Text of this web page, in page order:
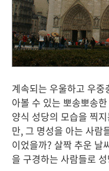
계속되는 우울하고 우
아볼 수 있는 뽀송뽀송
양식 성당의 모습을 찍
만, 그 명성을 아는 사람
이었을까? 살짝 추운 날
을 구경하는 사람들로